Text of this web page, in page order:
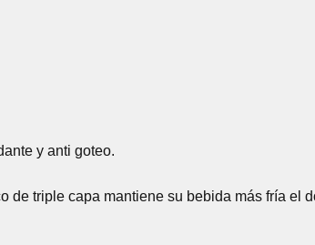
y anti goteo.
de triple capa mantiene su bebida más fría